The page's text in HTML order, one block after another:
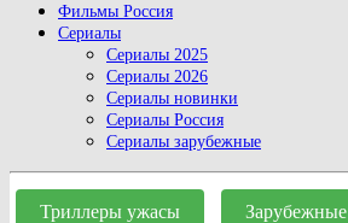
Фильмы Россия
Сериалы
Сериалы 2025
Сериалы 2026
Сериалы новинки
Сериалы Россия
Сериалы зарубежные
Close
Button
Триллеры ужасы Зарубежные